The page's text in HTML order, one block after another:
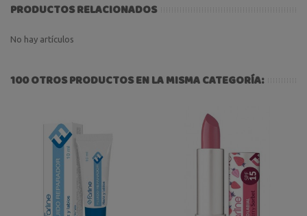
PRODUCTOS RELACIONADOS
No hay artículos
100 OTROS PRODUCTOS EN LA MISMA CATEGORÍA: